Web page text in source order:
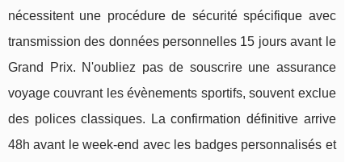
nécessitent une procédure de sécurité spécifique avec
transmission des données personnelles 15 jours avant le
Grand Prix. N'oubliez pas de souscrire une assurance
voyage couvrant les évènements sportifs, souvent exclue
des polices classiques. La confirmation définitive arrive
48h avant le week-end avec les badges personnalisés et